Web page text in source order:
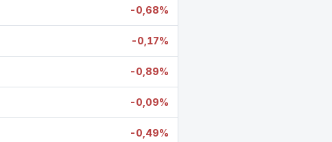
-0,68%
-0,17%
-0,89%
-0,09%
-0,49%